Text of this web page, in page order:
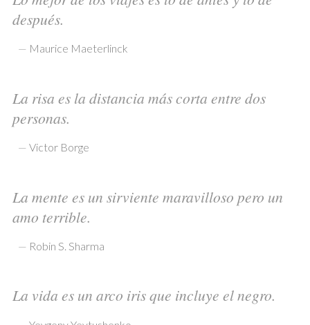
después.
— Maurice Maeterlinck
La risa es la distancia más corta entre dos
personas.
— Victor Borge
La mente es un sirviente maravilloso pero un
amo terrible.
— Robin S. Sharma
La vida es un arco iris que incluye el negro.